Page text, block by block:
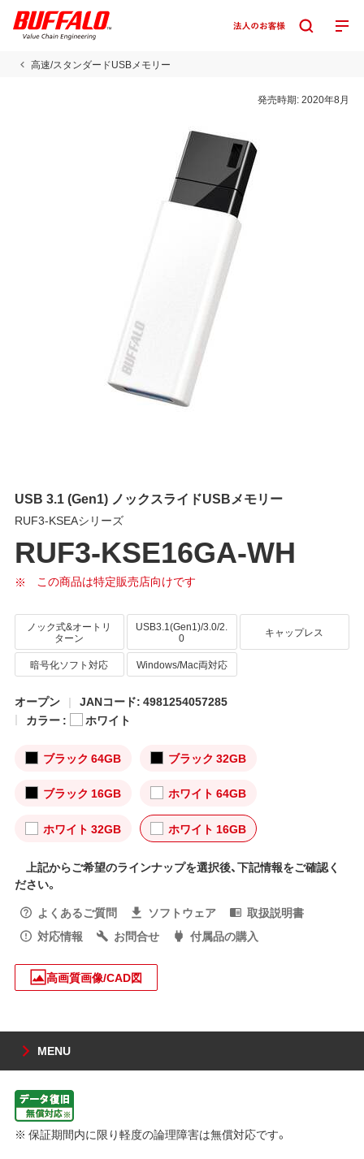
高速/スタンダードUSBメモリー
発売時期:2020年8月
USB 3.1 (Gen1) ノックスライドUSBメモリー
RUF3-KSEAシリーズ
RUF3-KSE16GA-WH
この商品は特定販売店向けです
ノック式&オートリ
ターン
USB3.1(Gen1)/3.0/2.
0 キャップレス
暗号化ソフト対応 Windows/Mac両対応
オープン
JANコード: 4981254057285
カラー :
ホワイト
ブラック 64GB ブラック 32GB
ブラック 16GB ホワイト 64GB
ホワイト 32GB ホワイト 16GB
上記からご希望のラインナップを選択後、下記情報をご確認く
ださい。
よくあるご質問
ソフトウェア
取扱説明書
対応情報
お問合せ 付属品の購入
高画質画像/CAD図
MENU
※ 保証期間内に限り軽度の論理障害は無償対応です。